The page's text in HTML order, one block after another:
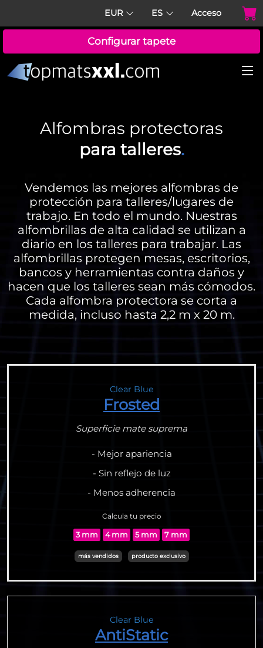
EUR ES Acceso
Configurar tapete
Alfombras protectoras
para talleres.
Vendemos las mejores alfombras de
protección para talleres/lugares de
trabajo. En todo el mundo. Nuestras
alfombrillas de alta calidad se utilizan a
diario en los talleres para trabajar. Las
alfombrillas protegen mesas, escritorios,
bancos y herramientas contra daños y
hacen que los talleres sean más cómodos.
Cada alfombra protectora se corta a
medida, incluso hasta 2,2 m x 20 m.
Clear Blue
Frosted
Superficie mate suprema
- Mejor apariencia
- Sin reflejo de luz
- Menos adherencia
Calcula tu precio
3 mm 4 mm 5 mm 7 mm
más vendidos producto exclusivo
Clear Blue
AntiStatic